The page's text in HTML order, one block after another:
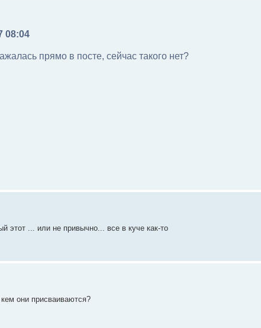
08:04
прямо в посте, сейчас такого нет?
этот ... или не привычно... все в куче как-то
они присваиваются?